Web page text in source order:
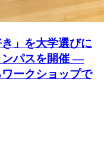
」を大学選びに
ンパスを開催 ―
ワークショップで